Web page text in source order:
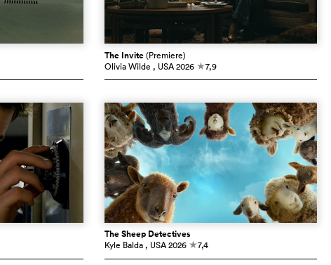
The Invite(Premiere)
Olivia Wilde , USA 2026 c7,9
The Sheep Detectives
Kyle Balda , USA 2026 c7,4